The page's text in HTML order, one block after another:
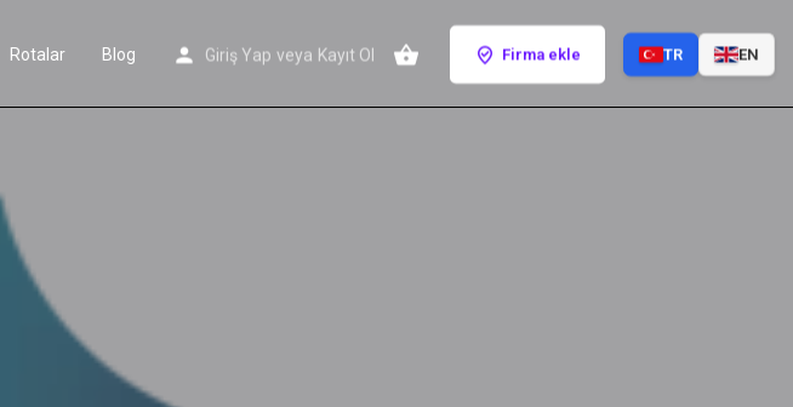
Rotalar Blog Giriş Yap veya Kayıt Ol Firma ekle TR EN